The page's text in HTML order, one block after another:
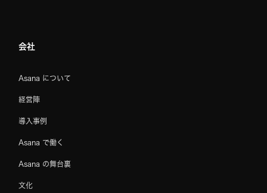
会社
Asana について
経営陣
導入事例
Asana で働く
Asana の舞台裏
文化